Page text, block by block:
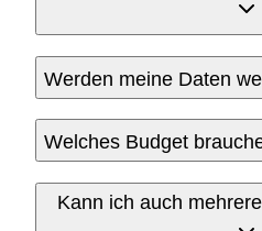
Werden meine Daten
Welches Budget
Kann ich auch